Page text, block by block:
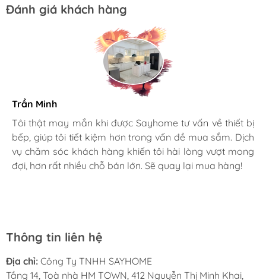
Đánh giá khách hàng
Gia đình bác sĩ X.A
Mình rất mê cách nhân viên tư vấn, chăm sóc khách tận
tình, chu đáo tại Sayhome. Mình đã mua 2 máy rửa bát
cho mình và bố mẹ chồng,chất lượng ổn định. Ở đây có
Trần Minh
Tôi thật may mắn khi được Sayhome tư vấn về thiết bị
bếp, giúp tôi tiết kiệm hơn trong vấn đề mua sắm. Dịch
vụ chăm sóc khách hàng khiến tôi hài lòng vượt mong
đợi, hơn rất nhiều chỗ bán lớn. Sẽ quay lại mua hàng!
Thông tin liên hệ
Địa chỉ: Công Ty TNHH SAYHOME
Tầng 14, Toà nhà HM TOWN, 412 Nguyễn Thị Minh Khai,